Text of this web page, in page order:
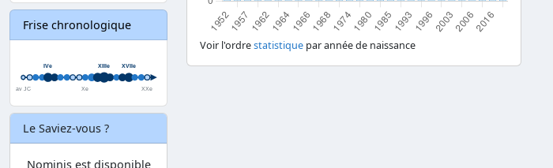
Frise chronologique
Le Saviez-vous ?
Nominis est disponible
Voir l'ordrestatistique par année de naissance